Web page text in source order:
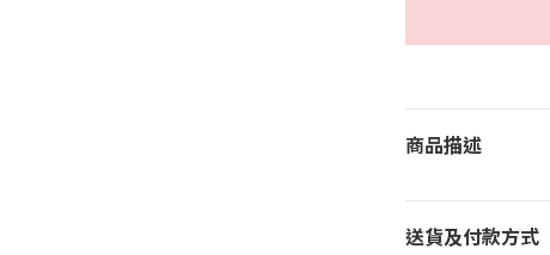
商品描述
送貨及付款方式